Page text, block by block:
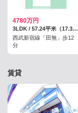
4780万円
3LDK / 57.24平米（17.31坪）（壁芯）
西武新宿線「田無」歩12
分
賃貸